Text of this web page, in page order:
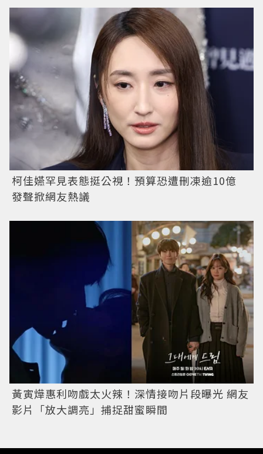
柯佳嬿罕見表態挺公視！預算恐遭刪凍逾10億
發聲掀網友熱議
黃寅燁惠利吻戲太火辣！深情接吻片段曝光 網友
影片「放大調亮」捕捉甜蜜瞬間